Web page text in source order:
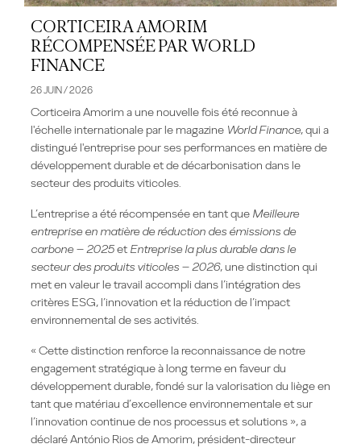
CORTICEIRA AMORIM
RÉCOMPENSÉE PAR WORLD
FINANCE
26 JUIN / 2026
Corticeira Amorim a une nouvelle fois été reconnue à
l'échelle internationale par le magazine World Finance, qui a
distingué l'entreprise pour ses performances en matière de
développement durable et de décarbonisation dans le
secteur des produits viticoles.
L’entreprise a été récompensée en tant que Meilleure
entreprise en matière de réduction des émissions de
carbone – 2025et Entreprise la plus durable dans le
secteur des produits viticoles – 2026, une distinction qui
met en valeur le travail accompli dans l’intégration des
critères ESG, l’innovation et la réduction de l’impact
environnemental de ses activités.
« Cette distinction renforce la reconnaissance de notre
engagement stratégique à long terme en faveur du
développement durable, fondé sur la valorisation du liège en
tant que matériau d’excellence environnementale et sur
l’innovation continue de nos processus et solutions », a
déclaré António Rios de Amorim, président-directeur